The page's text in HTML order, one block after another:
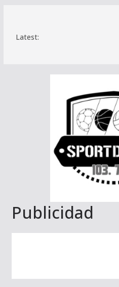
contenido
Latest:
Publicidad